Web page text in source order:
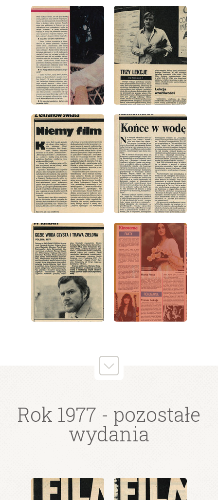
wydanie: 16/1977 wydanie: 16/1977
wydanie: 16/1977 wydanie: 16/1977
wydanie: 16/1977 wydanie: 16/1977
Rok 1977 - pozostałe
wydania